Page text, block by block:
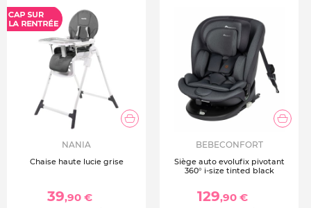
NANIA
Chaise haute lucie grise
39,90 €
BEBECONFORT
Siège auto evolufix pivotant
360° i-size tinted black
129,90 €